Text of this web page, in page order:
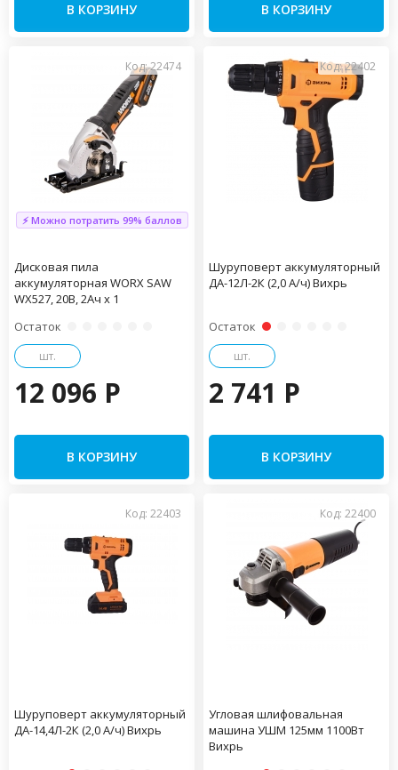
В КОРЗИНУ В КОРЗИНУ
Код: 22474
⚡ Можно потратить 99% баллов
Дисковая пила
аккумуляторная WORX SAW
WX527, 20В, 2Ач х 1
Остаток
шт.
12 096 P
В КОРЗИНУ
Код: 22402
Шуруповерт аккумуляторный
ДА-12Л-2К (2,0 А/ч) Вихрь
Остаток
шт.
2 741 P
В КОРЗИНУ
Код: 22403
Шуруповерт аккумуляторный
ДА-14,4Л-2К (2,0 А/ч) Вихрь
Код: 22400
Угловая шлифовальная
машина УШМ 125мм 1100Вт
Вихрь